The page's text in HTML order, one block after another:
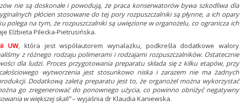
nie są doskonałe i powodują, że praca konserwatorów bywa szkodliwa dla
płócien stosowane do tej pory rozpuszczalniki są płynne, a ich opary
polega na tym, że rozpuszczalniki są uwięzione w organożelu, co ogranicza ich
Elżbieta Pilecka-Pietrusińska.
UW, która jest współautorem wynalazku, podkreśla dodatkowe walory
z różnego rodzaju polimerami i rodzajami rozpuszczalników. Ostatecznie
dla ludzi. Proces przygotowania preparatu składa się z kilku etapów, przy
wytworzenia jest stosunkowo niska i zarazem nie ma żadnych
Dodatkową zaletą preparatu jest to, że organożel można wykorzystać
go zregenerować do ponownego użycia, co powinno obniżyć negatywny
w większej skali”– wyjaśnia dr Klaudia Kaniewska.